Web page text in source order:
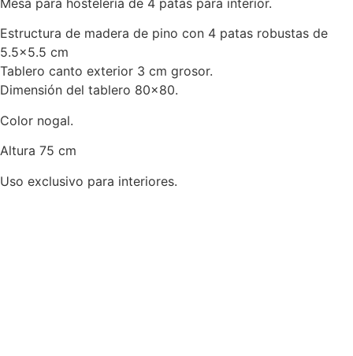
Mesa para hostelería de 4 patas para interior.
Estructura de madera de pino con 4 patas robustas de
5.5×5.5 cm
Tablero canto exterior 3 cm grosor.
Dimensión del tablero 80×80.
Color nogal.
Altura 75 cm
Uso exclusivo para interiores.